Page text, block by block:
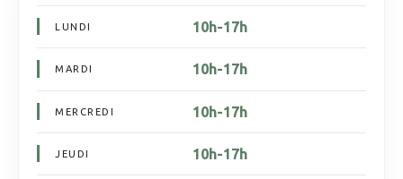
LUNDI 10h-17h
MARDI 10h-17h
MERCREDI 10h-17h
JEUDI 10h-17h